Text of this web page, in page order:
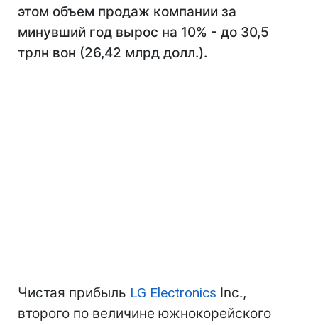
этом объем продаж компании за
минувший год вырос на 10% - до 30,5
трлн вон (26,42 млрд долл.).
Чистая прибыль LG Electronics Inc.,
второго по величине южнокорейского